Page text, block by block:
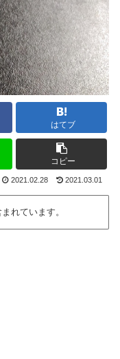
はてブ
コピー
2021.02.28 2021.03.01
れています。